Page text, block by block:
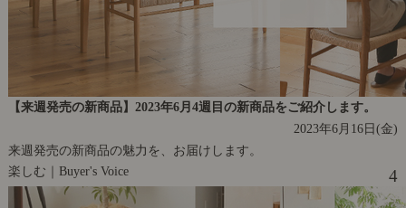
【来週発売の新商品】2023年6月4週目の新商品をご紹介します。
2023年6月16日(金)
来週発売の新商品の魅力を、お届けします。
楽しむ｜Buyer's Voice
4